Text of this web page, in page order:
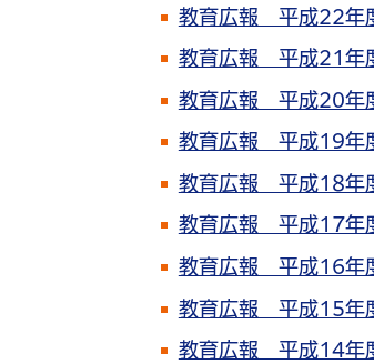
教育広報 平成22年
教育広報 平成21年
教育広報 平成20年
教育広報 平成19年
教育広報 平成18年
教育広報 平成17年
教育広報 平成16年
教育広報 平成15年
教育広報 平成14年